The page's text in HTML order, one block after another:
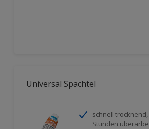
Universal Spachtel
schnell trocknend,
Stunden